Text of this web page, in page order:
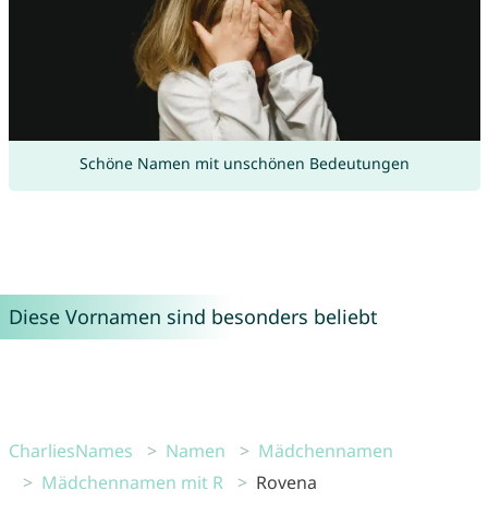
Schöne Namen mit unschönen Bedeutungen
Diese Vornamen sind besonders beliebt
CharliesNames Namen
Mädchennamen
Mädchennamen mit R
Rovena